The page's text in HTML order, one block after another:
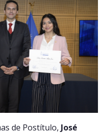
de Postítulo, José